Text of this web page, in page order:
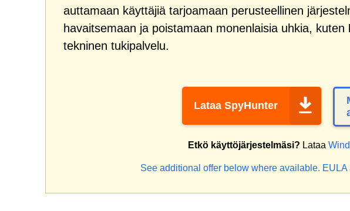
auttamaan käyttäjiä tarjoamaan perusteellinen
havaitsemaan ja poistamaan monenlaisia uhkia, kuten
tekninen tukipalvelu.
Lataa SpyHunter
Etkö käyttöjärjestelmäsi? Lataa
See additional offer below where available. EULA